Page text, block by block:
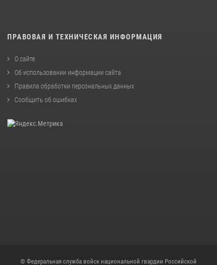
ПРАВОВАЯ И ТЕХНИЧЕСКАЯ ИНФОРМАЦИЯ
О сайте
Об использовании информации сайта
Правила обработки персональных данных
Сообщить об ошибках
© Федеральная служба войск национальной гвардии Российской